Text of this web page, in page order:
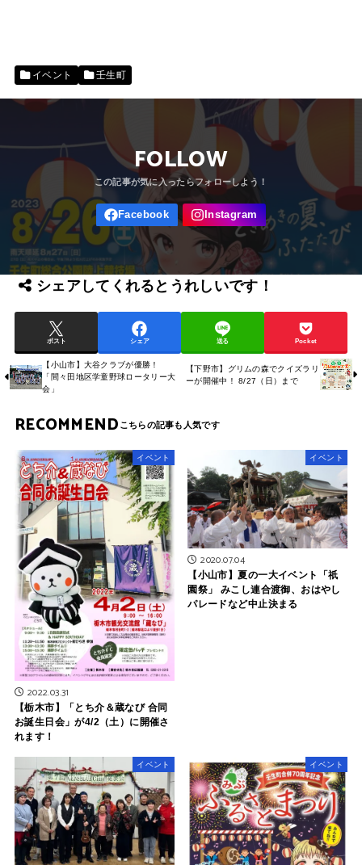
イベント 壬生町
FOLLOW
シェアしてくれるとうれしいです！
ポスト シェア 送る Pocket
【小山市】大谷クラブが優勝！
「間々田地区学童野球ロータリー大
会」
【下野市】グリムの森でクイズラリ
ーが開催中！ 8/27（日）まで
RECOMMEND
イベント
2022.03.31
【栃木市】「とち介＆蔵なび 合同
お誕生日会」が4/2（土）に開催さ
れます！
イベント
2020.07.04
【小山市】夏の一大イベント「祇
園祭」 みこし連合渡御、おはやし
パレードなど中止決まる
イベント イベント